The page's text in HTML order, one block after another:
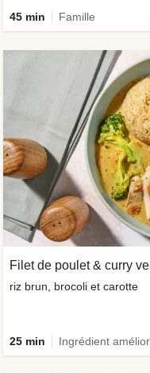
45 min Famille
Filet de poulet & curry
riz brun, brocoli et carotte
25 min Ingrédient